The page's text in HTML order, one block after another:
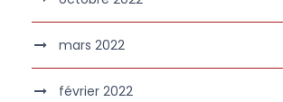
mars 2022
février 2022